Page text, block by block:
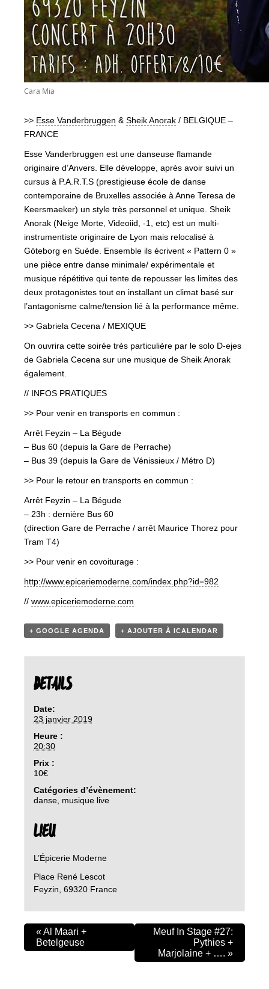
Cara Mia
>> Esse Vanderbruggen &Sheik Anorak / BELGIQUE –
FRANCE
Esse Vanderbruggen est une danseuse flamande
originaire d’Anvers. Elle développe, après avoir suivi un
cursus à P.A.R.T.S (prestigieuse école de danse
contemporaine de Bruxelles associée à Anne Teresa de
Keersmaeker) un style très personnel et unique. Sheik
Anorak (Neige Morte, Videoiid, -1, etc) est un multi-
instrumentiste originaire de Lyon mais relocalisé à
Göteborg en Suède. Ensemble ils écrivent « Pattern 0 »
une pièce entre danse minimale/ expérimentale et
musique répétitive qui tente de repousser les limites des
deux protagonistes tout en installant un climat basé sur
l’antagonisme calme/tension lié à la performance même.
>> Gabriela Cecena / MEXIQUE
On ouvrira cette soirée très particulière par le solo D-ejes
de Gabriela Cecena sur une musique de Sheik Anorak
également.
// INFOS PRATIQUES
>> Pour venir en transports en commun :
Arrêt Feyzin – La Bégude
– Bus 60 (depuis la Gare de Perrache)
– Bus 39 (depuis la Gare de Vénissieux / Métro D)
>> Pour le retour en transports en commun :
Arrêt Feyzin – La Bégude
– 23h : dernière Bus 60
(direction Gare de Perrache / arrêt Maurice Thorez pour
Tram T4)
>> Pour venir en covoiturage :
http://www.epiceriemoderne.com/index.php?id=982
// www.epiceriemoderne.com
+ GOOGLE AGENDA + AJOUTER À ICALENDAR
DETAILS
Date:
23 janvier 2019
Heure :
20:30
Prix :
10€
Catégories d’évènement:
danse, musique live
LIEU
L’Épicerie Moderne
Place René Lescot
Feyzin 69320 France
«Al Maari +
Betelgeuse
Meuf In Stage #27:
Pythies +
Marjolaine + …. »